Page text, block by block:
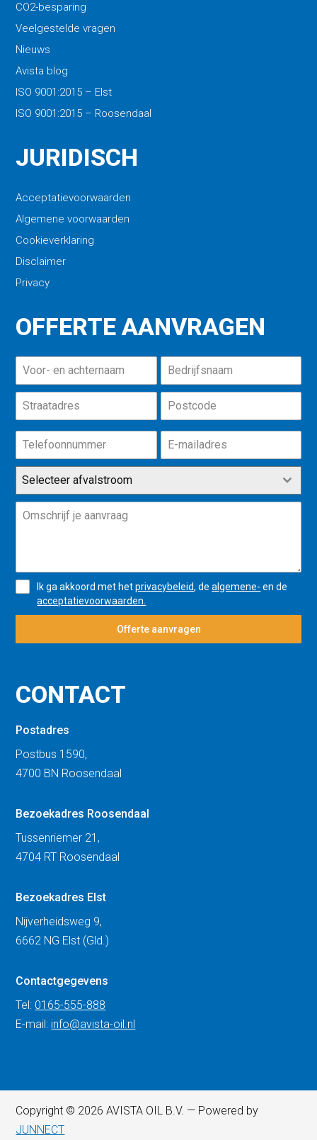
CO2-besparing
Veelgestelde vragen
Nieuws
Avista blog
ISO 9001:2015 – Elst
ISO 9001:2015 – Roosendaal
JURIDISCH
Acceptatievoorwaarden
Algemene voorwaarden
Cookieverklaring
Disclaimer
Privacy
OFFERTE AANVRAGEN
Selecteer afvalstroom
Ik ga akkoord met hetprivacybeleid, dealgemene- en de
acceptatievoorwaarden.
Offerte aanvragen
CONTACT
Postadres
Postbus 1590,
4700 BN Roosendaal
Bezoekadres Roosendaal
Tussenriemer 21,
4704 RT Roosendaal
Bezoekadres Elst
Nijverheidsweg 9,
6662 NG Elst (Gld.)
Contactgegevens
Tel: 0165-555-888
E-mail: info@avista-oil.nl
Copyright © 2026 AVISTA OIL B.V. — Powered by
JUNNECT